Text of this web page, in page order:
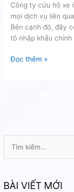
k
BÀI VIẾT MỚI
Công ty cứu hộ xe
mọi dịch vụ liên
Bên cạnh đó, đây
tô nhập khẩu
Chuyên
Đọc thêm »